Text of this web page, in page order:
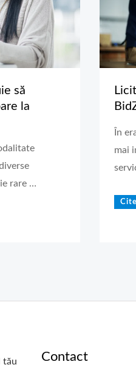
să
la
rare …
În
mai
tău
Contact